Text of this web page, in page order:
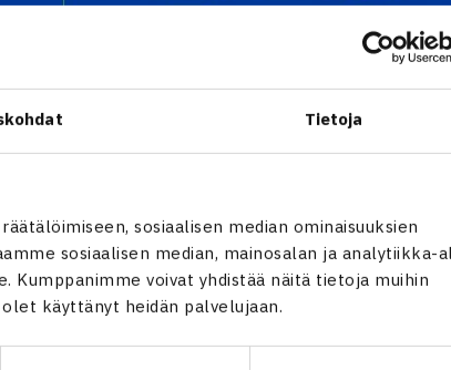
Tietoja
sosiaalisen median ominaisuuksien
sosiaalisen median, mainosalan ja analytiikka-
voivat yhdistää näitä tietoja muihin
käyttänyt heidän palvelujaan.